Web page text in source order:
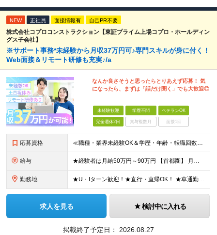
NEW 正社員 面接情報有 自己PR不要
株式会社コプロコンストラクション【東証プライム上場コプロ・ホールディン
グス子会社】
※サポート事務*未経験から月収37万円可♪専門スキルが身に付く！
Web面接＆リモート研修も充実♪/a
なんか良さそうと思ったらとりあえず応募！ 気
になったら、まずは「話だけ聞く」でも大歓迎◎
未経験歓迎 学歴不問 ベテランOK
完全週休2日 賞与複数月 面接1回
応募資格 ≪職種・業界未経験OK＆学歴・年齢・転職回数不問≫ ◆第二新卒歓迎 ◆社会人経験不問 ◆資格不問 ※新卒の方もご応募可能 （待遇・募集要項等は別途ご案内いたします） ※入社時期は柔軟に対応します！半年
給与 ★経験者は月給50万円～90万円 【首都圏】 月給30万1230円〜 ⇒基本22万7000円+地域6万4230円+皆勤1万円 【群馬/栃木/茨城】 月給28万1090円〜 ⇒基本23万4000円+
勤務地 ★U・Iターン歓迎！★直行・直帰OK！ ★車通勤可能のエリアもあり！★出張なしの働き方も可能 全国47都道府県の各プロジェクト（転勤なし！勤務地に対する希望も実現可能！） 「自宅から1時間以内で通え
求人を見る 検討中に入れる
掲載終了予定日： 2026.08.27